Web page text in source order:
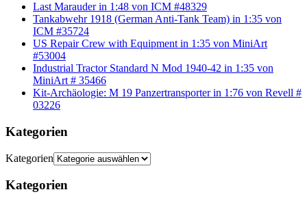
Last Marauder in 1:48 von ICM #48329
Tankabwehr 1918 (German Anti-Tank Team) in 1:35 von
ICM #35724
US Repair Crew with Equipment in 1:35 von MiniArt
#53004
Industrial Tractor Standard N Mod 1940-42 in 1:35 von
MiniArt # 35466
Kit-Archäologie: M 19 Panzertransporter in 1:76 von Revell #
03226
Kategorien
Kategorien
Kategorien